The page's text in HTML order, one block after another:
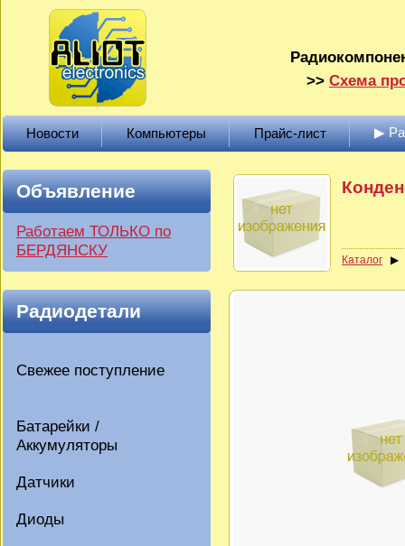
>> Схема
Новости Компьютеры Прайс-лист ▶
Объявление
Работаем ТОЛЬКО по
БЕРДЯНСКУ
Радиодетали
Свежее поступление
Батарейки /
Аккумуляторы
Датчики
Диоды
Каталог